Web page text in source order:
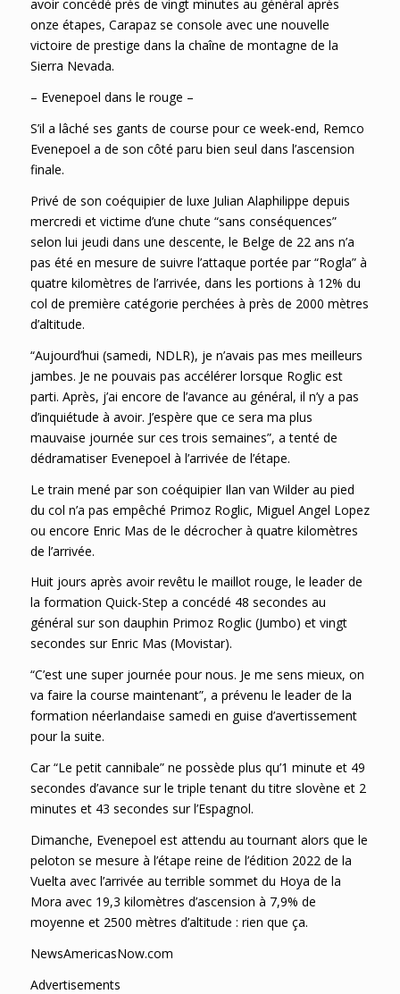
avoir concédé près de vingt minutes au général après
onze étapes, Carapaz se console avec une nouvelle
victoire de prestige dans la chaîne de montagne de la
Sierra Nevada.
– Evenepoel dans le rouge –
S’il a lâché ses gants de course pour ce week-end, Remco
Evenepoel a de son côté paru bien seul dans l’ascension
finale.
Privé de son coéquipier de luxe Julian Alaphilippe depuis
mercredi et victime d’une chute “sans conséquences”
selon lui jeudi dans une descente, le Belge de 22 ans n’a
pas été en mesure de suivre l’attaque portée par “Rogla” à
quatre kilomètres de l’arrivée, dans les portions à 12% du
col de première catégorie perchées à près de 2000 mètres
d’altitude.
“Aujourd’hui (samedi, NDLR), je n’avais pas mes meilleurs
jambes. Je ne pouvais pas accélérer lorsque Roglic est
parti. Après, j’ai encore de l’avance au général, il n’y a pas
d’inquiétude à avoir. J’espère que ce sera ma plus
mauvaise journée sur ces trois semaines”, a tenté de
dédramatiser Evenepoel à l’arrivée de l’étape.
Le train mené par son coéquipier Ilan van Wilder au pied
du col n’a pas empêché Primoz Roglic, Miguel Angel Lopez
ou encore Enric Mas de le décrocher à quatre kilomètres
de l’arrivée.
Huit jours après avoir revêtu le maillot rouge, le leader de
la formation Quick-Step a concédé 48 secondes au
général sur son dauphin Primoz Roglic (Jumbo) et vingt
secondes sur Enric Mas (Movistar).
“C’est une super journée pour nous. Je me sens mieux, on
va faire la course maintenant”, a prévenu le leader de la
formation néerlandaise samedi en guise d’avertissement
pour la suite.
Car “Le petit cannibale” ne possède plus qu’1 minute et 49
secondes d’avance sur le triple tenant du titre slovène et 2
minutes et 43 secondes sur l’Espagnol.
Dimanche, Evenepoel est attendu au tournant alors que le
peloton se mesure à l’étape reine de l’édition 2022 de la
Vuelta avec l’arrivée au terrible sommet du Hoya de la
Mora avec 19,3 kilomètres d’ascension à 7,9% de
moyenne et 2500 mètres d’altitude : rien que ça.
NewsAmericasNow.com
Advertisements